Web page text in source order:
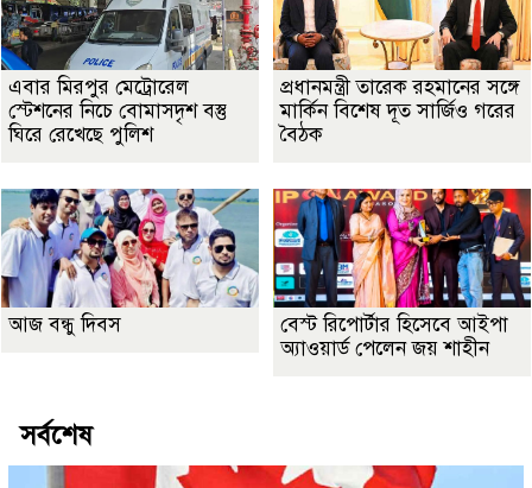
এবার মিরপুর মেট্রোরেল
স্টেশনের নিচে বোমাসদৃশ বস্তু
ঘিরে রেখেছে পুলিশ
প্রধানমন্ত্রী তারেক রহমানের সঙ্গে
মার্কিন বিশেষ দূত সার্জিও গরের
বৈঠক
আজ বন্ধু দিবস
বেস্ট রিপোর্টার হিসেবে আইপা
অ্যাওয়ার্ড পেলেন জয় শাহীন
সর্বশেষ